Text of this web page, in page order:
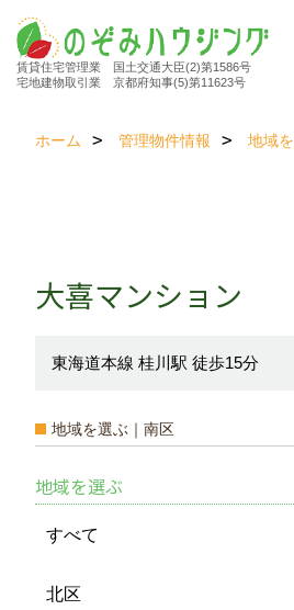
賃貸住宅管理業 国土交通大臣(2)第1586号
宅地建物取引業 京都府知事(5)第11623号
ホーム 管理物件情報 地域
大喜マンション
東海道本線 桂川駅 徒歩15分
地域を選ぶ｜南区
地域を選ぶ
すべて
北区